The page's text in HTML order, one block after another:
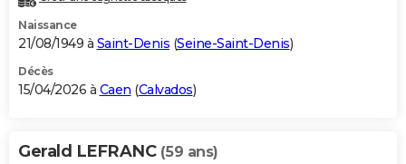
Naissance
21/08/1949 à Saint-Denis (Seine-Saint-Denis)
Décès
15/04/2026 à Caen (Calvados)
Gerald LEFRANC (59 ans)